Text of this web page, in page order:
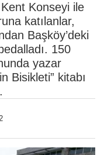
Konseyi ile
katılanlar,
Başköy’deki
150
yazar
Bisikleti” kitabı